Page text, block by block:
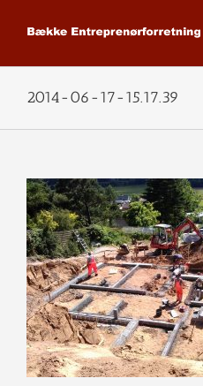
2014-06-17-15.17.39